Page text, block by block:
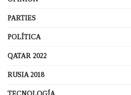
PARTIES
POLÍTICA
QATAR 2022
RUSIA 2018